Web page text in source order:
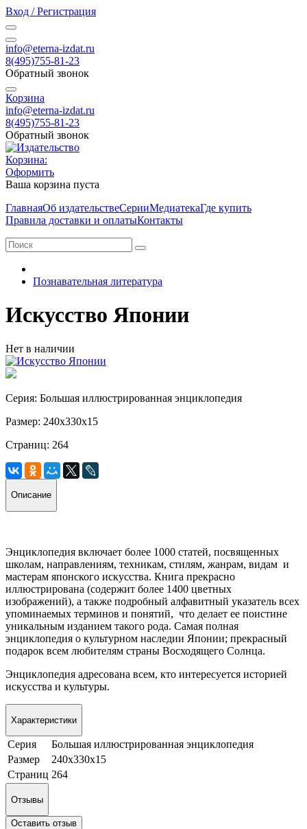
Вход / Регистрация
info@eterna-izdat.ru
8(495)755-81-23
Обратный звонок
Корзина
info@eterna-izdat.ru
8(495)755-81-23
Обратный звонок
Корзина:
Оформить
Ваша корзина пуста
ГлавнаяОб издательствеСерииМедиатекаГде купить
Правила доставки и оплатыКонтакты
Познавательная литература
Искусство Японии
Нет в наличии
Серия: Большая иллюстрированная энциклопедия
Размер: 240х330х15
Страниц: 264
Описание
Энциклопедия включает более 1000 статей, посвященных
школам, направлениям, техникам, стилям, жанрам, видам и
мастерам японского искусства. Книга прекрасно
иллюстрирована (содержит более 1400 цветных
изображений), а также подробный алфавитный указатель всех
упоминаемых терминов и понятий, что делает ее поистине
уникальным изданием такого рода. Самая полная
энциклопедия о культурном наследии Японии; прекрасный
подарок всем любителям страны Восходящего Солнца.
Энциклопедия адресована всем, кто интересуется историей
искусства и культуры.
Характеристики
Серия
Большая иллюстрированная энциклопедия
Размер
240х330х15
Страниц 264
Отзывы
Оставить отзыв